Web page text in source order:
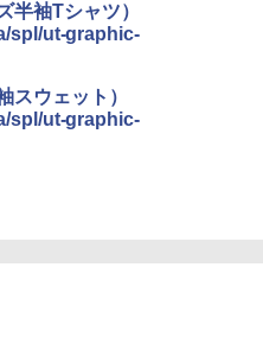
半袖Tシャツ）
spl/ut-graphic-
スウェット）
spl/ut-graphic-